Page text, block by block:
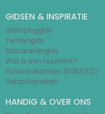
GIDSEN & INSPIRATIE
Glampinggids
Tentengids
Stacaravangids
Wat is een huurtent?
Schoolvakanties 2026/2027
Vakantieparken
HANDIG & OVER ONS